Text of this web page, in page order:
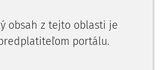
slobôd (ďalej len "Dohovor
príslušníkom Vojtechom
obsah z tejto oblasti je
portálu.